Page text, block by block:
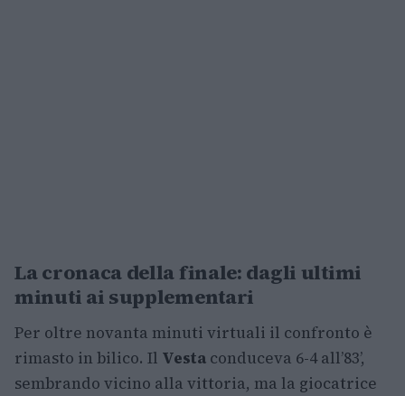
La cronaca della finale: dagli ultimi
minuti ai supplementari
Per oltre novanta minuti virtuali il confronto è
rimasto in bilico. Il Vesta conduceva 6-4 all’83’,
sembrando vicino alla vittoria, ma la giocatrice